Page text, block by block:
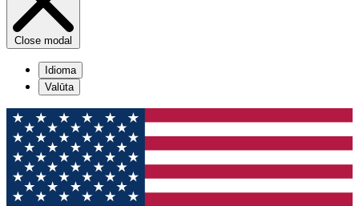
Close modal
Idioma
Valūta